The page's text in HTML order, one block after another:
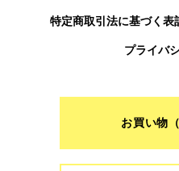
特定商取引法に基づく表
プライバ
お買い物